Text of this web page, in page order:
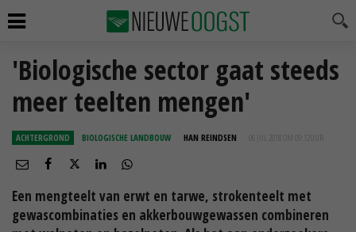
'Biologische sector gaat steeds
meer teelten mengen'
ACHTERGROND BIOLOGISCHE LANDBOUW HAN REINDSEN 06 JUL 2018 OM 09:12
Een mengteelt van erwt en tarwe, strokenteelt met
gewascombinaties en akkerbouwgewassen combineren